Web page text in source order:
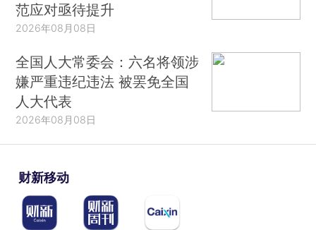
范应对亟待提升
2026年08月08日
全国人大常委会：六名将领涉
嫌严重违纪违法 被罢免全国
人大代表
2026年08月08日
财新移动